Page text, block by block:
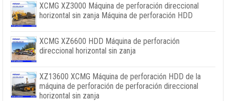
XCMG XZ3000 Máquina de perforación direccional
horizontal sin zanja Máquina de perforación HDD
XCMG XZ6600 HDD Máquina de perforación
direccional horizontal sin zanja
XZ13600 XCMG Máquina de perforación HDD de la
máquina de perforación de perforación direccional
horizontal sin zanja